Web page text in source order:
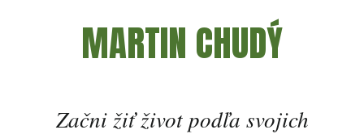
MARTIN CHUDÝ
Začni žiť život podľa svojich